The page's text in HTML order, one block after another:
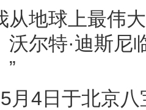
从地球上最伟
沃尔特·迪斯尼
”
月4日于北京